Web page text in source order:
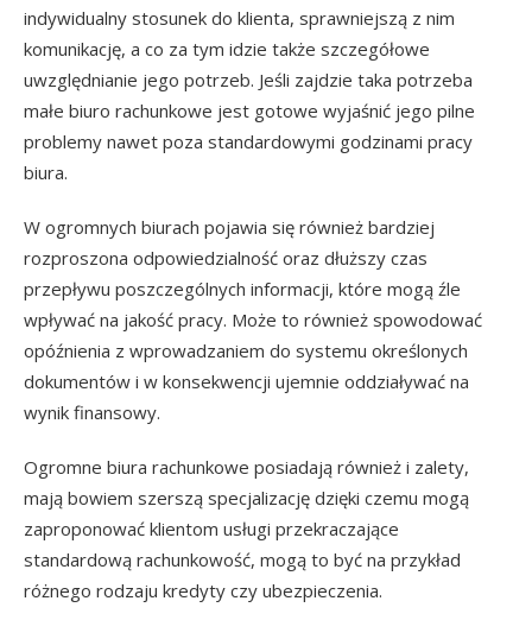
indywidualny stosunek do klienta, sprawniejszą z nim
komunikację, a co za tym idzie także szczegółowe
uwzględnianie jego potrzeb. Jeśli zajdzie taka potrzeba
małe biuro rachunkowe jest gotowe wyjaśnić jego pilne
problemy nawet poza standardowymi godzinami pracy
biura.
W ogromnych biurach pojawia się również bardziej
rozproszona odpowiedzialność oraz dłuższy czas
przepływu poszczególnych informacji, które mogą źle
wpływać na jakość pracy. Może to również spowodować
opóźnienia z wprowadzaniem do systemu określonych
dokumentów i w konsekwencji ujemnie oddziaływać na
wynik finansowy.
Ogromne biura rachunkowe posiadają również i zalety,
mają bowiem szerszą specjalizację dzięki czemu mogą
zaproponować klientom usługi przekraczające
standardową rachunkowość, mogą to być na przykład
różnego rodzaju kredyty czy ubezpieczenia.